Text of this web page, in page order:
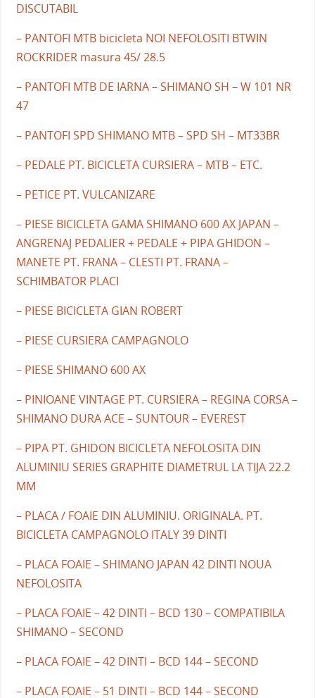
DISCUTABIL
– PANTOFI MTB bicicleta NOI NEFOLOSITI BTWIN
ROCKRIDER masura 45/ 28.5
– PANTOFI MTB DE IARNA – SHIMANO SH – W 101 NR
47
– PANTOFI SPD SHIMANO MTB – SPD SH – MT33BR
– PEDALE PT. BICICLETA CURSIERA – MTB – ETC.
– PETICE PT. VULCANIZARE
– PIESE BICICLETA GAMA SHIMANO 600 AX JAPAN –
ANGRENAJ PEDALIER + PEDALE + PIPA GHIDON –
MANETE PT. FRANA – CLESTI PT. FRANA –
SCHIMBATOR PLACI
– PIESE BICICLETA GIAN ROBERT
– PIESE CURSIERA CAMPAGNOLO
– PIESE SHIMANO 600 AX
– PINIOANE VINTAGE PT. CURSIERA – REGINA CORSA –
SHIMANO DURA ACE – SUNTOUR – EVEREST
– PIPA PT. GHIDON BICICLETA NEFOLOSITA DIN
ALUMINIU SERIES GRAPHITE DIAMETRUL LA TIJA 22.2
MM
– PLACA / FOAIE DIN ALUMINIU. ORIGINALA. PT.
BICICLETA CAMPAGNOLO ITALY 39 DINTI
– PLACA FOAIE – SHIMANO JAPAN 42 DINTI NOUA
NEFOLOSITA
– PLACA FOAIE – 42 DINTI – BCD 130 – COMPATIBILA
SHIMANO – SECOND
– PLACA FOAIE – 42 DINTI – BCD 144 – SECOND
– PLACA FOAIE – 51 DINTI – BCD 144 – SECOND